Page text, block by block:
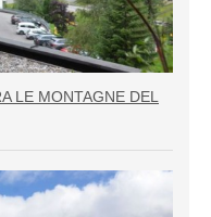
LE MONTAGNE DEL